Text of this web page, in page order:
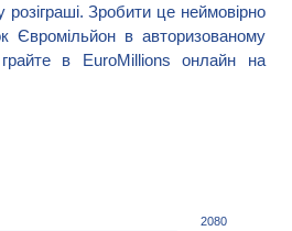
розіграші. Зробити це неймовірно
Євромільйон в авторизованому
в EuroMillions онлайн на
2080